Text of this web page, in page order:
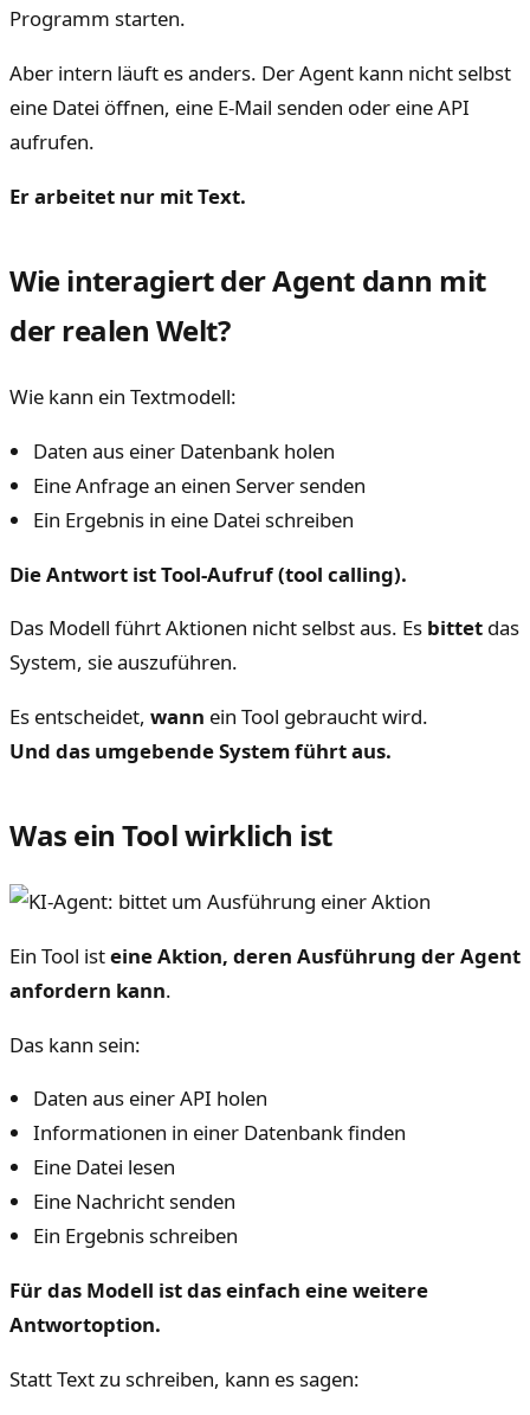
Programm starten.
Aber intern läuft es anders. Der Agent kann nicht selbst
eine Datei öffnen, eine E-Mail senden oder eine API
aufrufen.
Er arbeitet nur mit Text.
Wie interagiert der Agent dann mit
der realen Welt?
Wie kann ein Textmodell:
Daten aus einer Datenbank holen
Eine Anfrage an einen Server senden
Ein Ergebnis in eine Datei schreiben
Die Antwort ist Tool-Aufruf (tool calling).
Das Modell führt Aktionen nicht selbst aus. Es bittet das
System, sie auszuführen.
Es entscheidet, wann ein Tool gebraucht wird.
Und das umgebende System führt aus.
Was ein Tool wirklich ist
Ein Tool isteine Aktion, deren Ausführung der Agent
anfordern kann.
Das kann sein:
Daten aus einer API holen
Informationen in einer Datenbank finden
Eine Datei lesen
Eine Nachricht senden
Ein Ergebnis schreiben
Für das Modell ist das einfach eine weitere
Antwortoption.
Statt Text zu schreiben, kann es sagen: